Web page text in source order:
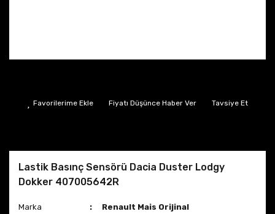
Fiyatı Düşünce Haber Ver Tavsiye Et
Lastik Basınç Sensörü Dacia Duster Lodgy
Dokker 407005642R
Marka
Renault Mais Orijinal